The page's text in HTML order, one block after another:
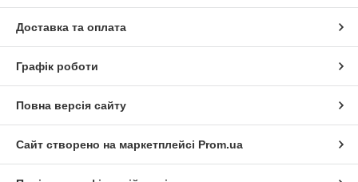
Доставка та оплата
Графік роботи
Повна версія сайту
Сайт створено на маркетплейсі Prom.ua